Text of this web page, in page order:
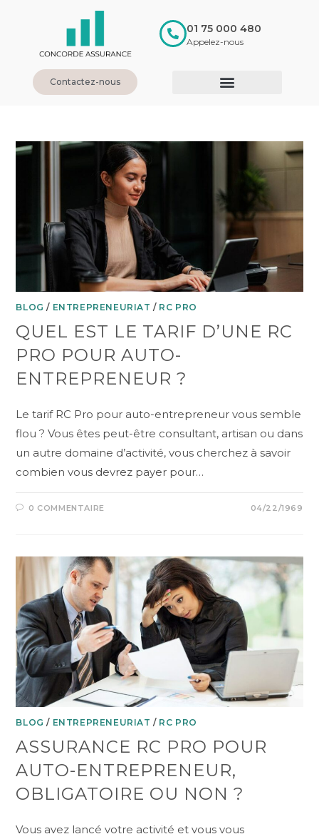
01 75 000 480
Appelez-nous
Contactez-nous
BLOG / ENTREPRENEURIAT / RC PRO
QUEL EST LE TARIF D’UNE RC
PRO POUR AUTO-
ENTREPRENEUR ?
Le tarif RC Pro pour auto-entrepreneur vous semble
flou ? Vous êtes peut-être consultant, artisan ou dans
un autre domaine d’activité, vous cherchez à savoir
combien vous devrez payer pour…
0 COMMENTAIRE 04/22/1969
BLOG / ENTREPRENEURIAT / RC PRO
ASSURANCE RC PRO POUR
AUTO-ENTREPRENEUR,
OBLIGATOIRE OU NON ?
Vous avez lancé votre activité et vous vous